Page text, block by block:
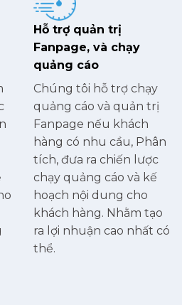
Hỗ trợ quản trị
Fanpage, và chạy
quảng cáo
Chúng tôi hỗ trợ chạy
quảng cáo và quản trị
Fanpage nếu khách
hàng có nhu cầu, Phân
tích, đưa ra chiến lược
chạy quảng cáo và kế
hoạch nội dung cho
khách hàng. Nhằm tạo
ra lợi nhuận cao nhất có
thể.